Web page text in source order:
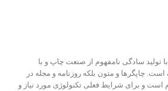
تولید سادگی نامفهوم از صنعت چاپ و با
چاپگرها و متون بلکه روزنامه و مجله در
است و برای شرایط فعلی تکنولوژی مورد نیاز و